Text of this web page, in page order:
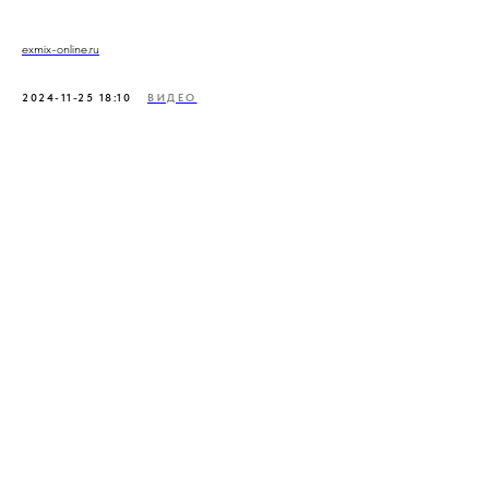
exmix-online.ru
2024-11-25 18:10 ВИДЕО